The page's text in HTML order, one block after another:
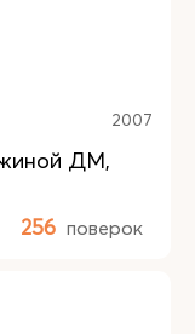
2007
ДМ,
256 поверок